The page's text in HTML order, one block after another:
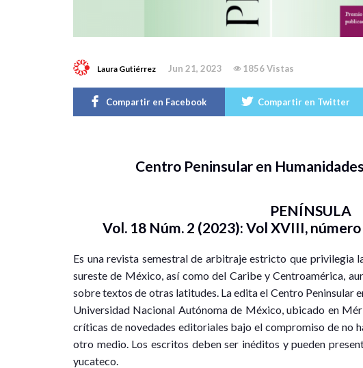
Laura Gutiérrez Jun 21, 2023 1856 Vistas
Compartir en Facebook Compartir en Twitter
Centro Peninsular en
PENÍNSULA
Vol. 18 Núm. 2 (2023): Vol XVIII,
Es una revista semestral de arbitraje estricto que privilegia
sureste de México, así como del Caribe y Centroamérica,
sobre textos de otras latitudes. La edita el Centro Peninsular
Universidad Nacional Autónoma de México, ubicado en
críticas de novedades editoriales bajo el compromiso de no
otro medio. Los escritos deben ser inéditos y pueden
yucateco.